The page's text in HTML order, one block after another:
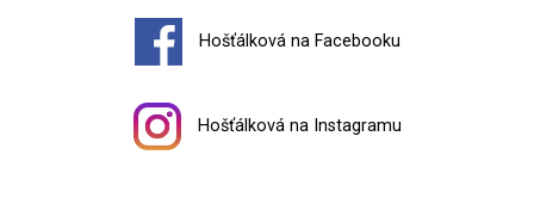
Hošťálková na Facebooku
Hošťálková na Instagramu